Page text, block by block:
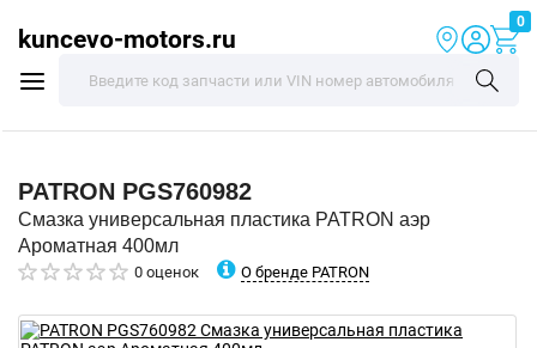
kuncevo-motors.ru
0
PATRON PGS760982
Смазка универсальная пластика PATRON аэр
Ароматная 400мл
0 оценок О бренде PATRON